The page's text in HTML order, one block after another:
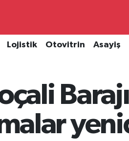
Lojistik Otovitrin Asayiş